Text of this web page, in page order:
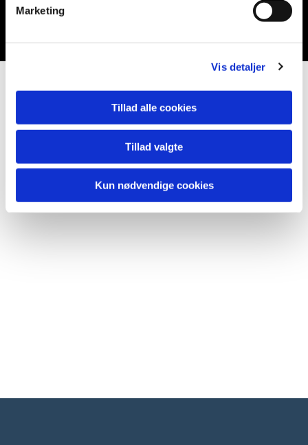
Marketing
Vis detaljer
Tillad alle cookies
Tillad valgte
Kun nødvendige cookies
Du vil måske også kunne lide...